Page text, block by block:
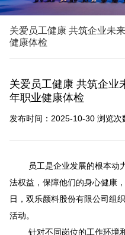
关爱员工健康 共筑企业未
健康体检
关爱员工健康 共筑企
年职业健康体检
发布时间：2025-10-30 浏览次
员工是企业发展的根本动
法权益，保障他们的身心健康
日，双乐颜料股份有限公司组
活动。
针对不同岗位的工作环境